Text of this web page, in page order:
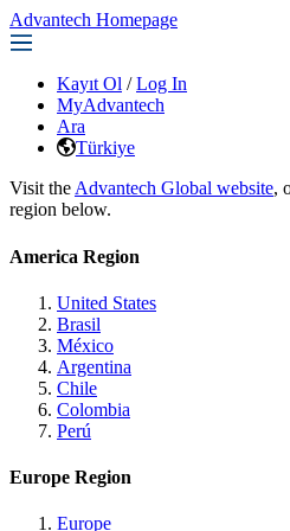
Advantech Homepage
Kayıt Ol / Log In
MyAdvantech
Ara
Türkiye
Visit the Advantech Global website,
region below.
America Region
United States
Brasil
México
Argentina
Chile
Colombia
Perú
Europe Region
Europe